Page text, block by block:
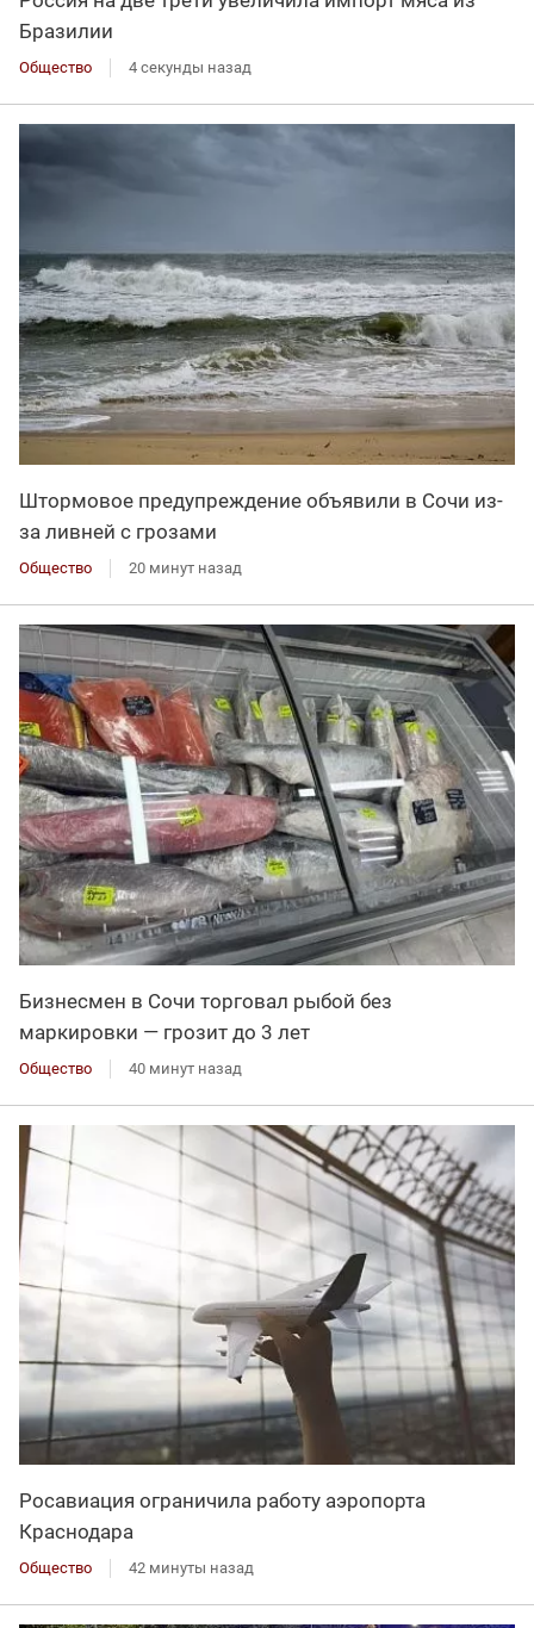
Бразилии
Общество 4 секунды назад
Штормовое предупреждение объявили в Сочи из-
за ливней с грозами
Общество 20 минут назад
Бизнесмен в Сочи торговал рыбой без
маркировки — грозит до 3 лет
Общество 40 минут назад
Росавиация ограничила работу аэропорта
Краснодара
Общество 42 минуты назад